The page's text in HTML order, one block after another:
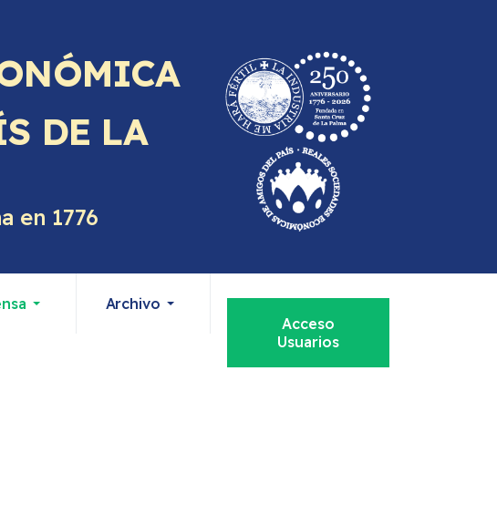
DE LA
en 1776
Archivo
Acceso
Usuarios